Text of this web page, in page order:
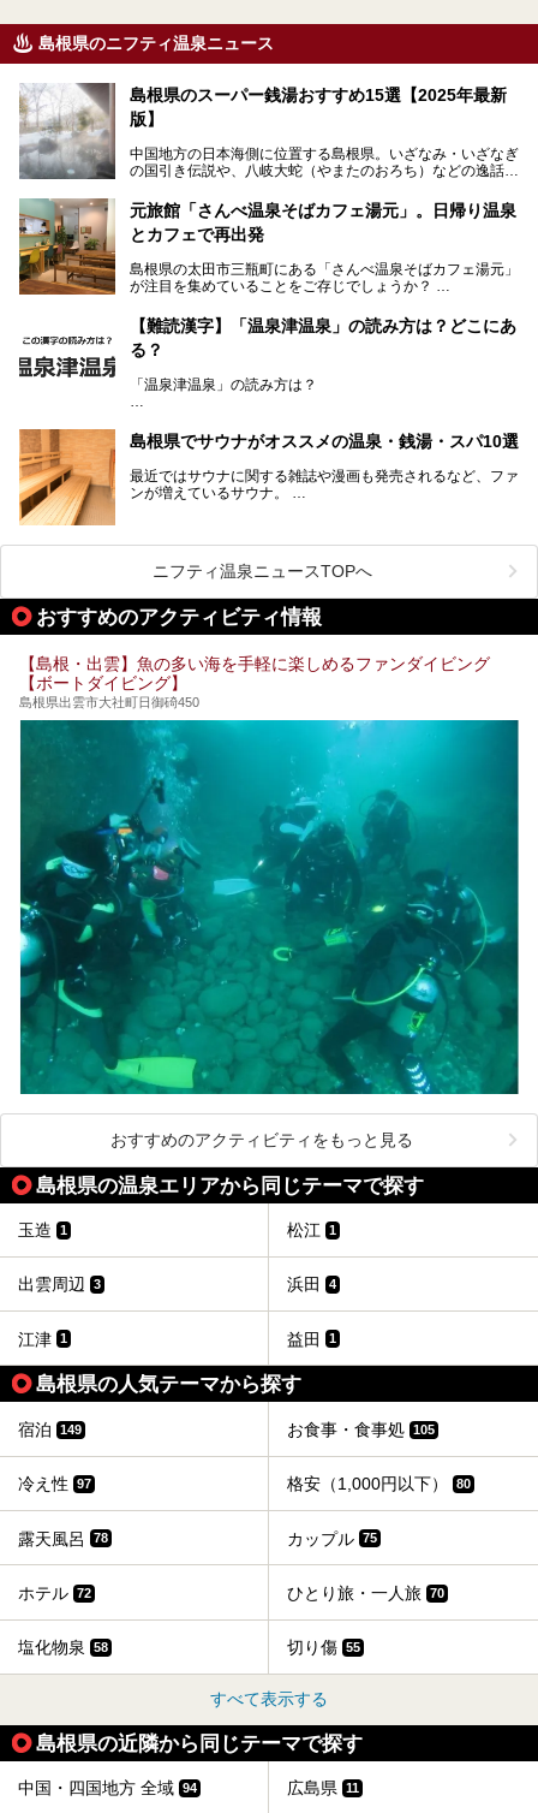
島根県のニフティ温泉ニュース
島根県のスーパー銭湯おすすめ15選【2025年最新
版】
中国地方の日本海側に位置する島根県。いざなみ・いざなぎ
の国引き伝説や、八岐大蛇（やまたのおろち）などの逸話が
の参拝客が訪れます。「出雲縁結び空港」への直行便なら、
首都圏からでも実は2時間圏内で到着できるアクセスも魅力
です。
市）など、古くから知られる温泉郷が多くあります。ゆった
り流れる時間のなかで、心の底からのんびりできるスーパー
元旅館「さんべ温泉そばカフェ湯元」。日帰り温泉
とカフェで再出発
島根県の太田市三瓶町にある「さんべ温泉そばカフェ湯元」
が注目を集めていることをご存じでしょうか？
「さんべ温泉そばカフェ湯元」は日帰り温泉と、名物のそば
を提供するカフェという新しい営業スタイルで、観光客に限
らず地元民にも親しまれています。
宿泊をせずとも、気軽に源泉のお湯をつかった温泉と、美味
しいそばが楽しめるなんて、とても素敵ですよね。
を経て現在のスタイルに辿り着いているのです。
【難読漢字】「温泉津温泉」の読み方は？どこにあ
る？
「温泉津温泉」の読み方は？
か？
島根県でサウナがオススメの温泉・銭湯・スパ10選
最近ではサウナに関する雑誌や漫画も発売されるなど、ファ
ンが増えているサウナ。
しかしサウナは一口にサウナと言っても、ドライサウナ、ス
チームサウナ、塩サウナなどが存在し、施設によって様々な
今回はそんな今話題のサウナが楽しめる、島根県内にあるオ
ススメ温泉・銭湯・スパを10件まとめてご紹介します。
ニフティ温泉ニュースTOPへ
おすすめのアクティビティ情報
【島根・出雲】魚の多い海を手軽に楽しめるファンダイビング
【ボートダイビング】
島根県出雲市大社町日御碕450
おすすめのアクティビティをもっと見る
島根県の温泉エリアから同じテーマで探す
玉造 1 松江 1
出雲周辺 3 浜田 4
江津 1 益田 1
島根県の人気テーマから探す
宿泊 149 お食事・食事処 105
冷え性 97 格安（1,000円以下） 80
露天風呂 78 カップル 75
ホテル 72 ひとり旅・一人旅 70
塩化物泉 58 切り傷 55
すべて表示する
島根県の近隣から同じテーマで探す
中国・四国地方 全域 94 広島県 11